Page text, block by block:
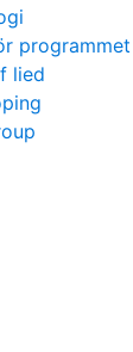
lied